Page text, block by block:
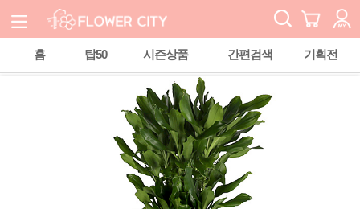
홈 탑50 시즌상품 간편검색 기획전